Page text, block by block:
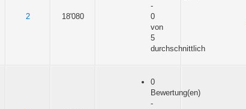
2 18'080
-
0
von
5
durchschnittlich
0
Bewertung(en)
-